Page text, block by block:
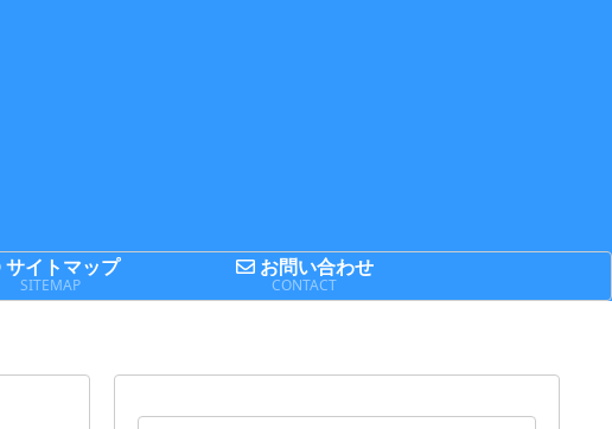
サイトマップ
SITEMAP
お問い合わせ
CONTACT